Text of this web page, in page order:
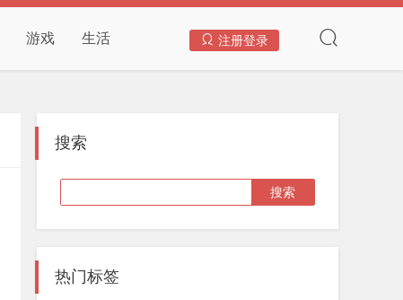
游戏 生活 注册登录
搜索
热门标签